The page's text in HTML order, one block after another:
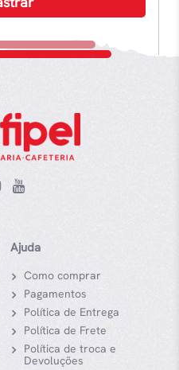
Ajuda
Como comprar
Pagamentos
Política de Entrega
Política de Frete
Política de troca e
Devoluções